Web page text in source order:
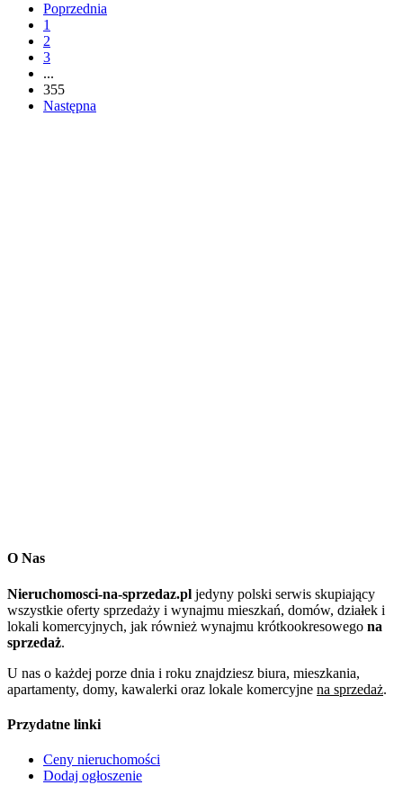
Poprzednia
1
2
3
...
355
Następna
O Nas
Nieruchomosci-na-sprzedaz.pl jedyny polski serwis skupiający
wszystkie oferty sprzedaży i wynajmu mieszkań, domów, działek i
lokali komercyjnych, jak również wynajmu krótkookresowego na
sprzedaż.
U nas o każdej porze dnia i roku znajdziesz biura, mieszkania,
apartamenty, domy, kawalerki oraz lokale komercyjne na sprzedaż.
Przydatne linki
Ceny nieruchomości
Dodaj ogłoszenie